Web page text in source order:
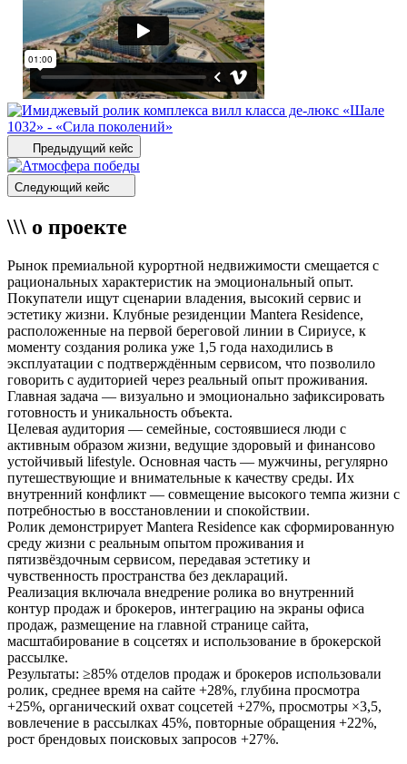
Предыдущий кейс
Следующий кейс
\\\ о проекте
Рынок премиальной курортной недвижимости смещается с
рациональных характеристик на эмоциональный опыт.
Покупатели ищут сценарии владения, высокий сервис и
эстетику жизни. Клубные резиденции Mantera Residence,
расположенные на первой береговой линии в Сириусе, к
моменту создания ролика уже 1,5 года находились в
эксплуатации с подтверждённым сервисом, что позволило
говорить с аудиторией через реальный опыт проживания.
Главная задача — визуально и эмоционально зафиксировать
готовность и уникальность объекта.
Целевая аудитория — семейные, состоявшиеся люди с
активным образом жизни, ведущие здоровый и финансово
устойчивый lifestyle. Основная часть — мужчины, регулярно
путешествующие и внимательные к качеству среды. Их
внутренний конфликт — совмещение высокого темпа жизни с
потребностью в восстановлении и спокойствии.
Ролик демонстрирует Mantera Residence как сформированную
среду жизни с реальным опытом проживания и
пятизвёздочным сервисом, передавая эстетику и
чувственность пространства без деклараций.
Реализация включала внедрение ролика во внутренний
контур продаж и брокеров, интеграцию на экраны офиса
продаж, размещение на главной странице сайта,
масштабирование в соцсетях и использование в брокерской
рассылке.
Результаты: ≥85% отделов продаж и брокеров использовали
ролик, среднее время на сайте +28%, глубина просмотра
+25%, органический охват соцсетей +27%, просмотры ×3,5,
вовлечение в рассылках 45%, повторные обращения +22%,
рост брендовых поисковых запросов +27%.